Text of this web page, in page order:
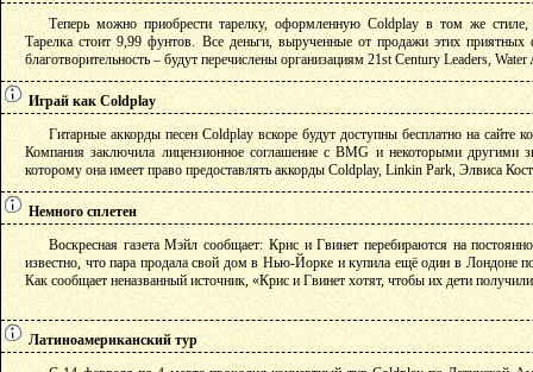
Теперь можно приобрести тарелку, оформленную Coldplay в том же
Тарелка стоит 9,99 фунтов. Все деньги, вырученные от продажи этих
благотворительность – будут перечислены организациям 21st Century Leaders,
Играй как Coldplay
Гитарные аккорды песен Coldplay вскоре будут доступны бесплатно на сайте
Компания заключила лицензионное соглашение с BMG и некоторыми другими
которому она имеет право предоставлять аккорды Coldplay, Linkin Park, Элвиса
Немного сплетен
Воскресная газета Мэйл сообщает: Крис и Гвинет перебираются на
известно, что пара продала свой дом в Нью-Йорке и купила ещё один в Лондоне
Как сообщает неназванный источник, «Крис и Гвинет хотят, чтобы их дети
Латиноамериканский тур